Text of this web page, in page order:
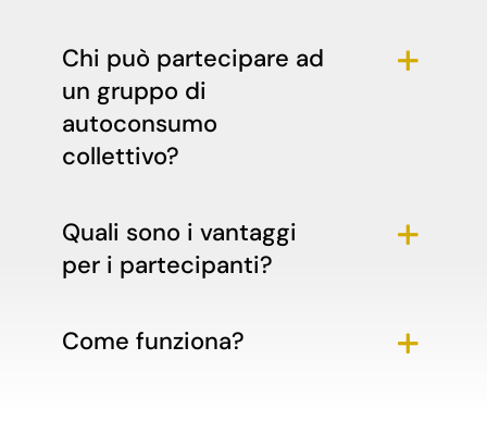
Chi può partecipare ad
un gruppo di
autoconsumo
collettivo?
Quali sono i vantaggi
per i partecipanti?
Come funziona?